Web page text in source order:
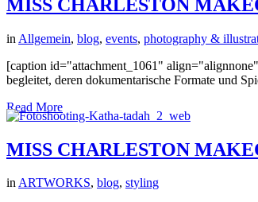
MISS CHARLESTON
in Allgemein, blog, events, photography &
[caption id="attachment_1061"
begleitet, deren dokumentarische Formate und
Read More
MISS CHARLESTON
inARTWORKS, blog, styling